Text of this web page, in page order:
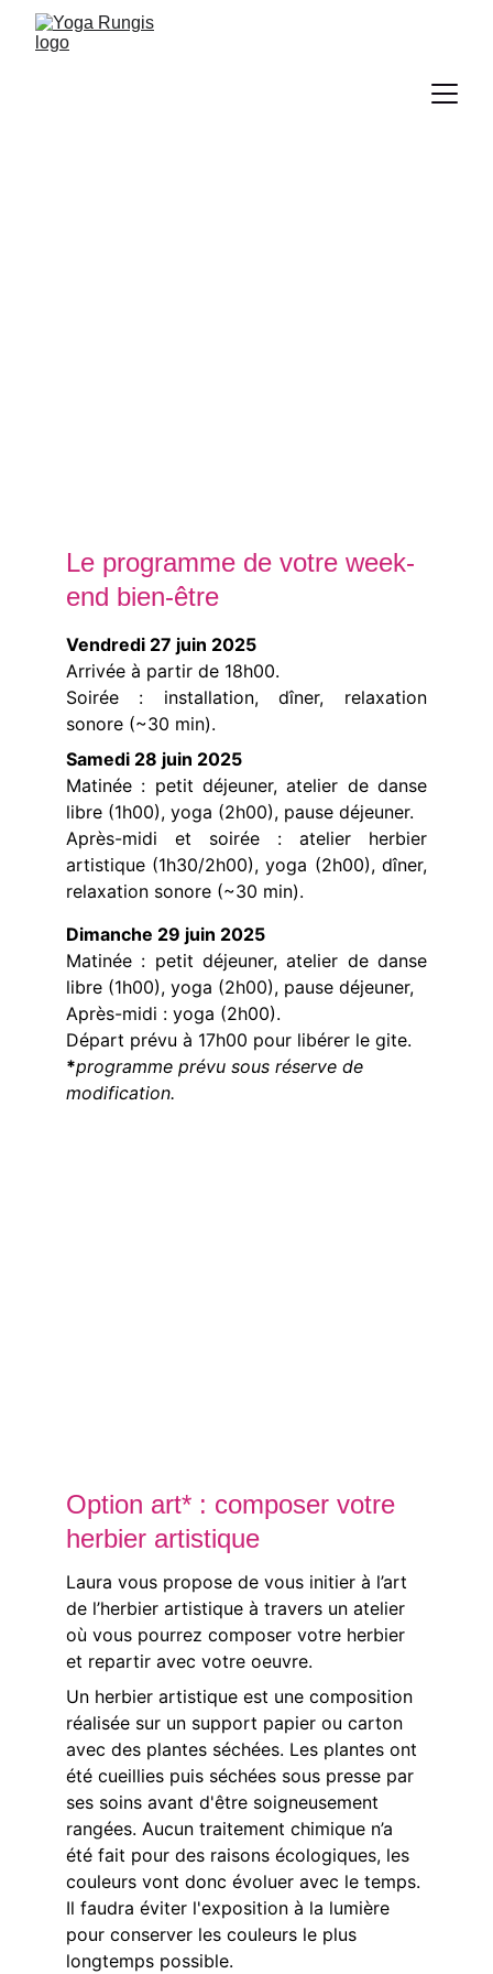
Arrivée à partir de 18h00.
Soirée : installation, dîner, relaxation
sonore (~30 min).
Vendredi 27 juin 2025
Laura vous propose de vous initier à l’art
de l’herbier artistique à travers un atelier
où vous pourrez composer votre herbier
et repartir avec votre oeuvre.
Un herbier artistique est une composition
réalisée sur un support papier ou carton
avec des plantes séchées. Les plantes ont
été cueillies puis séchées sous presse par
ses soins avant d'être soigneusement
rangées. Aucun traitement chimique n’a
été fait pour des raisons écologiques, les
couleurs vont donc évoluer avec le temps.
Il faudra éviter l'exposition à la lumière
pour conserver les couleurs le plus
longtemps possible.
Option art* : composer votre
herbier artistique
Le programme de votre week-
end bien-être
Samedi 28 juin 2025
Matinée : petit déjeuner, atelier de danse
libre (1h00), yoga (2h00), pause déjeuner.
Après-midi et soirée : atelier herbier
artistique (1h30/2h00), yoga (2h00), dîner,
relaxation sonore (~30 min).
Dimanche 29 juin 2025
Matinée : petit déjeuner, atelier de danse
libre (1h00), yoga (2h00), pause déjeuner,
Après-midi : yoga (2h00).
Départ prévu à 17h00 pour libérer le gite.
*programme prévu sous réserve de
modification.